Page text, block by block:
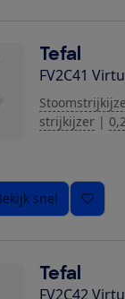
Tefal
FV2C41
strijkijzer |
snel
Tefal
FV2C42